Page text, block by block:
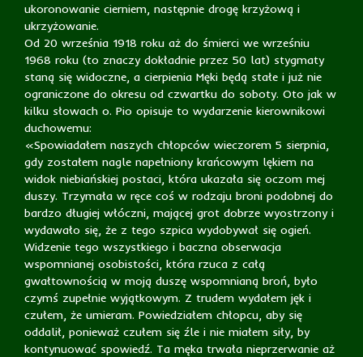
ukoronowanie cierniem, następnie drogę krzyżową i
ukrzyżowanie.
Od 20 września 1918 roku aż do śmierci we wrześniu
1968 roku (to znaczy dokładnie przez 50 lat) stygmaty
staną się widoczne, a cierpienia Męki będą stałe i już nie
ograniczone do okresu od czwartku do soboty. Oto jak w
kilku słowach o. Pio opisuje to wydarzenie kierownikowi
duchowemu:
«Spowiadałem naszych chłopców wieczorem 5 sierpnia,
gdy zostałem nagle napełniony krańcowym lękiem na
widok niebiańskiej postaci, która ukazała się oczom mej
duszy. Trzymała w ręce coś w rodzaju broni podobnej do
bardzo długiej włóczni, mającej grot dobrze wyostrzony i
wydawało się, że z tego szpica wydobywał się ogień.
Widzenie tego wszystkiego i baczna obserwacja
wspomnianej osobistości, która rzuca z całą
gwałtownością w moją duszę wspomnianą broń, było
czymś zupełnie wyjątkowym. Z trudem wydałem jęk i
czułem, że umieram. Powiedziałem chłopcu, aby się
oddalił, ponieważ czułem się źle i nie miałem siły, by
kontynuować spowiedź. Ta męka trwała nieprzerwanie aż